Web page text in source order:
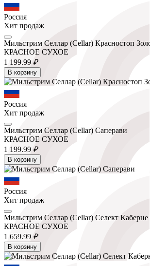
Россия
Хит продаж
Мильстрим Селлар (Cellar) Красностоп
КРАСНОЕ СУХОЕ
1 199.99 ₽
В корзину
Россия
Хит продаж
Мильстрим Селлар (Cellar) Саперави
КРАСНОЕ СУХОЕ
1 199.99 ₽
В корзину
Россия
Хит продаж
Мильстрим Селлар (Cellar) Селект
КРАСНОЕ СУХОЕ
1 659.99 ₽
В корзину